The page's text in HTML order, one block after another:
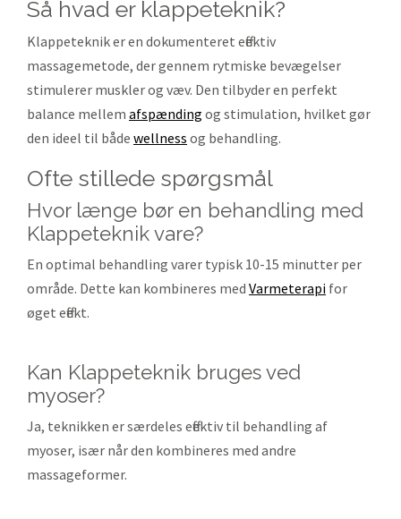
så hvad er klappeteknik?
Klappeteknik er en dokumenteret effektiv
massagemetode, der gennem rytmiske bevægelser
stimulerer muskler og væv. Den tilbyder en perfekt
balance mellem afspænding og stimulation, hvilket gør
den ideel til både wellness og behandling.
ofte stillede spørgsmål
Hvor længe bør en behandling med
Klappeteknik vare?
En optimal behandling varer typisk 10-15 minutter per
område. Dette kan kombineres med Varmeterapi for
øget effekt.
Kan Klappeteknik bruges ved
myoser?
Ja, teknikken er særdeles effektiv til behandling af
myoser, især når den kombineres med andre
massageformer.